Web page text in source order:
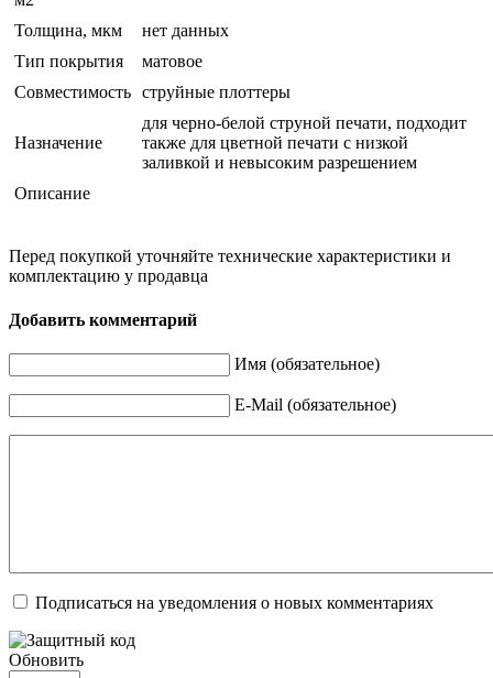
Толщина, мкм
нет данных
Тип покрытия
матовое
Совместимость струйные плоттеры
Назначение
для черно-белой струной печати, подходит
также для цветной печати с низкой
заливкой и невысоким разрешением
Описание
Перед покупкой уточняйте технические характеристики и
комплектацию у продавца
Добавить комментарий
Имя (обязательное)
E-Mail (обязательное)
Подписаться на уведомления о новых комментариях
Обновить